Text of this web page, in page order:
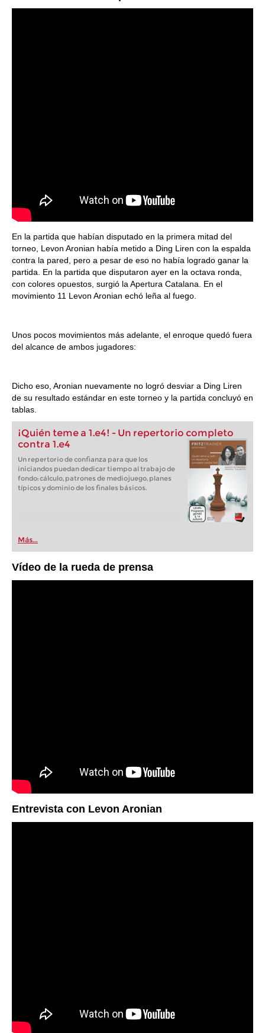
En la partida que habían disputado en la primera mitad del
torneo, Levon Aronian había metido a Ding Liren con la espalda
contra la pared, pero a pesar de eso no había logrado ganar la
partida. En la partida que disputaron ayer en la octava ronda,
con colores opuestos, surgió la Apertura Catalana. En el
movimiento 11 Levon Aronian echó leña al fuego.
Unos pocos movimientos más adelante, el enroque quedó fuera
del alcance de ambos jugadores:
Dicho eso, Aronian nuevamente no logró desviar a Ding Liren
de su resultado estándar en este torneo y la partida concluyó en
tablas.
¡Quién teme a 1.e4! - Un repertorio completo
contra 1.e4
Un repertorio de confianza para que los
iniciandos puedan dedicar tiempo al trabajo de
fondo: cálculo, patrones de mediojuego, planes
típicos y dominio de los finales básicos.
Más...
Vídeo de la rueda de prensa
Entrevista con Levon Aronian